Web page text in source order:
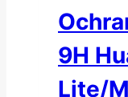
9H
Lite/